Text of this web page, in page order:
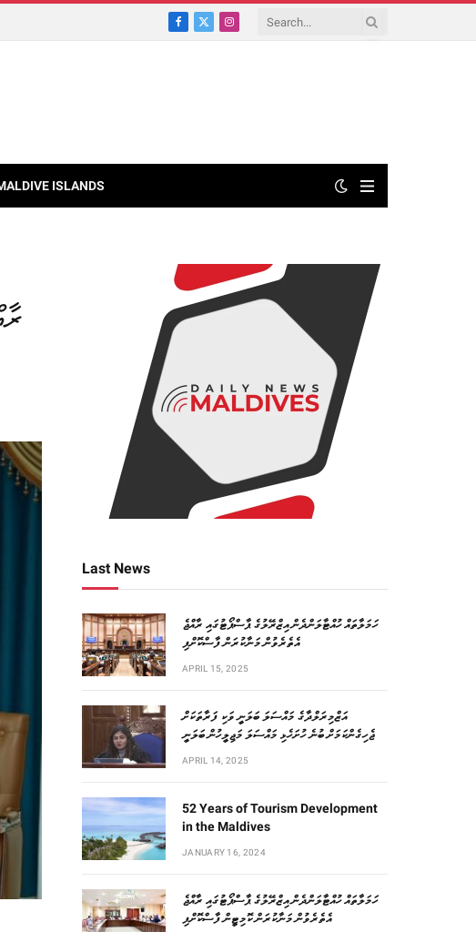
Facebook
X
Instagram
ISLANDS
Last News
ހަމަލާތައް ހުއްޓާލަންދެން އިޒްރޭލުގެ ޕާސްޕޯޓުގައި ރާއްޖެ
އެތެރެވުން މަނާކުރަން ފާސްކޮށްފި
APRIL 15, 2025
އަޒްމިރަލްދާގެ މައްސަލަ ބަލަނީ ވަކި ފަރާތަކަށް
ޖެހިގެންކަމަށް ބުނެ ހުށަހެޅި މައްސަލަ މަޖިލީހުން ބަލަނީ
APRIL 14, 2025
52 Years of Tourism Development
in the Maldives
JANUARY 16, 2024
ހަމަލާތައް ހުއްޓާލަންދެން އިޒްރޭލުގެ ޕާސްޕޯޓުގައި ރާއްޖެ
އެތެރެވުން މަނާކުރަން ކޮމިޓީން ފާސްކޮށްފި